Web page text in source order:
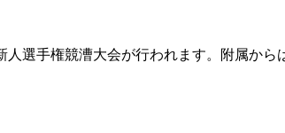
人選手権競漕大会が行われます。附属か